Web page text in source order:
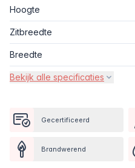
Hoogte
Zitbreedte
Breedte
Bekijk alle specificaties
Gecertificeerd
Brandwerend